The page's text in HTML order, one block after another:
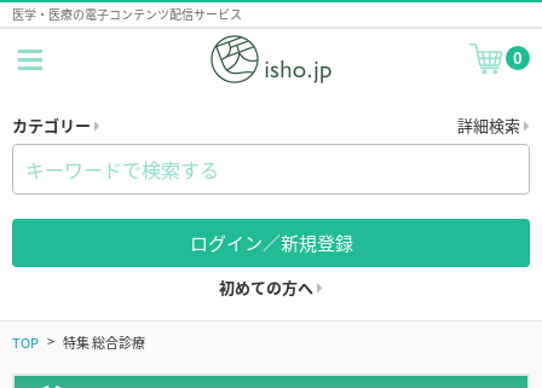
医学・医療の電子コンテンツ配信サービス
0
カテゴリー 詳細検索
ログイン／新規登録
初めての方へ
TOP 特集 総合診療